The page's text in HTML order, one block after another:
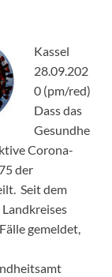
Kassel
28.09.202
0 (pm/red)
Dass das
Gesundhe
Corona-
der
Seit dem
gemeldet,